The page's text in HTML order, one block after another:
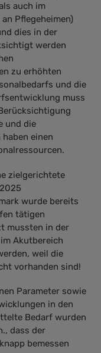
auch im
Pflegeheimen)
dies in der
werden
zu erhöhten
und die
muss
und die
einen
zielgerichtete
wurde bereits
tätigen
mussten in der
Akutbereich
weil die
vorhanden sind!
Parameter sowie
in den
Bedarf wurden
dass der
bemessen